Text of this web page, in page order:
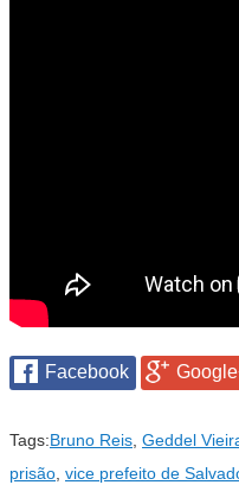
Facebook
Tags:Bruno Reis, Geddel
prisão, vice prefeito de